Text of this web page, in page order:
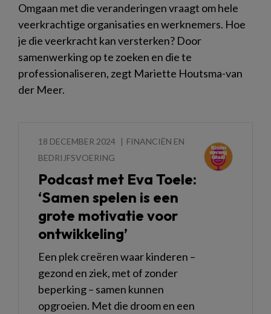
Omgaan met die veranderingen vraagt om hele
veerkrachtige organisaties en werknemers. Hoe
je die veerkracht kan versterken? Door
samenwerking op te zoeken en die te
professionaliseren, zegt Mariette Houtsma-van
der Meer.
18 DECEMBER 2024
FINANCIËN EN
BEDRIJFSVOERING
Podcast met Eva Toele:
‘Samen spelen is een
grote motivatie voor
ontwikkeling’
Een plek creëren waar kinderen –
gezond en ziek, met of zonder
beperking – samen kunnen
opgroeien. Met die droom en een